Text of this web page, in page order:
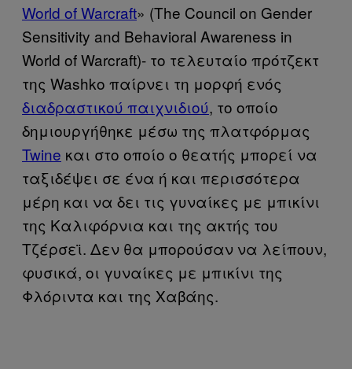
World of Warcraft» (The Council on Gender
Sensitivity and Behavioral Awareness in
World of Warcraft)- το τελευταίο πρότζεκτ
της Washko παίρνει τη μορφή ενός
διαδραστικού παιχνιδιού, το οποίο
δημιουργήθηκε μέσω της πλατφόρμας
Twine και στο οποίο ο θεατής μπορεί να
ταξιδέψει σε ένα ή και περισσότερα
μέρη και να δει τις γυναίκες με μπικίνι
της Καλιφόρνια και της ακτής του
Τζέρσεϊ. Δεν θα μπορούσαν να λείπουν,
φυσικά, οι γυναίκες με μπικίνι της
Φλόριντα και της Χαβάης.